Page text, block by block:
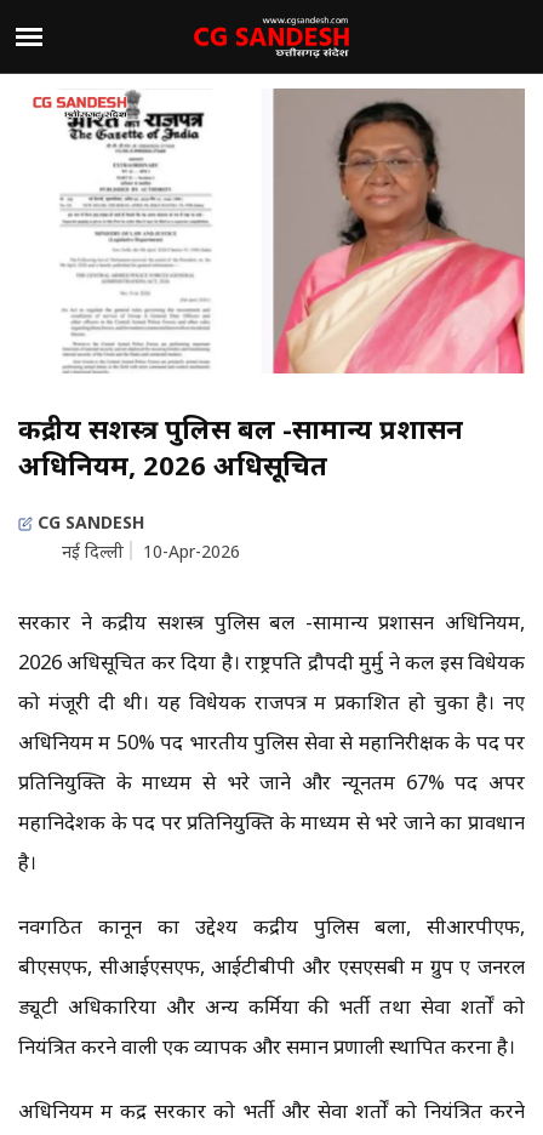
केंद्रीय सशस्त्र पुलिस बल -सामान्य प्रशासन
अधिनियम, 2026 अधिसूचित
CG SANDESH
नई दिल्ली
10-Apr-2026
सरकार ने केंद्रीय सशस्त्र पुलिस बल -सामान्य प्रशासन अधिनियम,
2026 अधिसूचित कर दिया है। राष्ट्रपति द्रौपदी मुर्मु ने कल इस विधेयक
को मंजूरी दी थी। यह विधेयक राजपत्र में प्रकाशित हो चुका है। नए
अधिनियम में 50% पद भारतीय पुलिस सेवा से महानिरीक्षक के पद पर
प्रतिनियुक्ति के माध्यम से भरे जाने और न्यूनतम 67% पद अपर
महानिदेशक के पद पर प्रतिनियुक्ति के माध्यम से भरे जाने का प्रावधान
है।
नवगठित कानून का उद्देश्य केंद्रीय पुलिस बलों, सीआरपीएफ,
बीएसएफ, सीआईएसएफ, आईटीबीपी और एसएसबी में ग्रुप ए जनरल
ड्यूटी अधिकारियों और अन्य कर्मियों की भर्ती तथा सेवा शर्तों को
नियंत्रित करने वाली एक व्यापक और समान प्रणाली स्थापित करना है।
अधिनियम में केंद्र सरकार को भर्ती और सेवा शर्तों को नियंत्रित करने